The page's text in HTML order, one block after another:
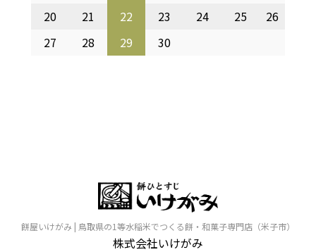
20
21 22 23 24 25
26
27
28 29 30
餅屋いけがみ | 鳥取県の1等水稲米でつくる餅・和菓子専門店（米子市）
株式会社いけがみ